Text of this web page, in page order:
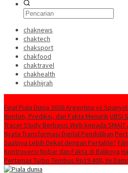
chaknews
chaktech
chaksport
chakfood
chaktravel
chakhealth
chakhijrah
Final Piala Dunia 2026 Argentina vs
Nonton, Prediksi, dan Fakta MenarikUBSI
Tracer Study Berbasis Web kepada
Nyata Transformasi Digital Pendidikan
Saatnya Lebih Dekat dengan Pertalite?
Kontroversi Nobar dan Fakta di Baliknya
Pertamax Turbo Tembus Rp19.400, Ini